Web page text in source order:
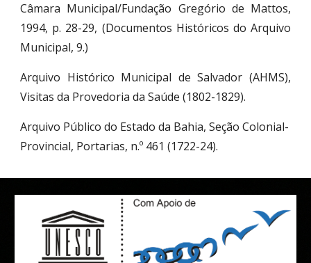
Câmara Municipal/Fundação Gregório de Mattos,
1994, p. 28-29, (Documentos Históricos do Arquivo
Municipal, 9.)
Arquivo Histórico Municipal de Salvador (AHMS),
Visitas da Provedoria da Saúde (1802-1829).
Arquivo Público do Estado da Bahia, Seção Colonial-
Provincial, Portarias, n.º 461 (1722-24).